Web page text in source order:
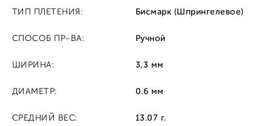
ТИП ПЛЕТЕНИЯ: Бисмарк (Шпрингелевое)
СПОСОБ ПР-ВА: Ручной
ШИРИНА: 3,3 мм
ДИАМЕТР: 0.6 мм
СРЕДНИЙ ВЕС: 13.07 г.